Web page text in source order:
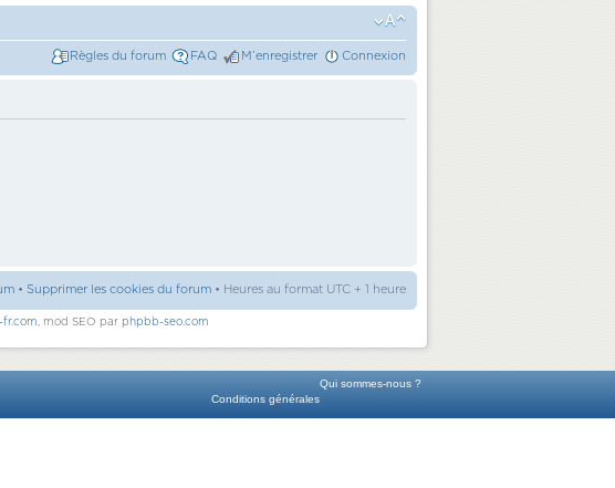
Règles du forum FAQ M’enregistrer Connexion
• Supprimer les cookies du forum • Heures au format UTC + 1 heure
fr.com, mod SEO par phpbb-seo.com
Qui sommes-nous ?
Conditions générales